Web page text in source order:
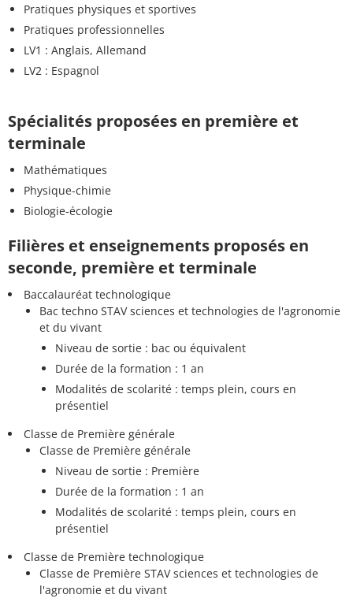
Pratiques physiques et sportives
Pratiques professionnelles
LV1 : Anglais, Allemand
LV2 : Espagnol
Spécialités proposées en première et
terminale
Mathématiques
Physique-chimie
Biologie-écologie
Filières et enseignements proposés en
seconde, première et terminale
Baccalauréat technologique
Bac techno STAV sciences et technologies de l'agronomie
et du vivant
Niveau de sortie : bac ou équivalent
Durée de la formation : 1 an
Modalités de scolarité : temps plein, cours en
présentiel
Classe de Première générale
Classe de Première générale
Niveau de sortie : Première
Durée de la formation : 1 an
Modalités de scolarité : temps plein, cours en
présentiel
Classe de Première technologique
Classe de Première STAV sciences et technologies de
l'agronomie et du vivant